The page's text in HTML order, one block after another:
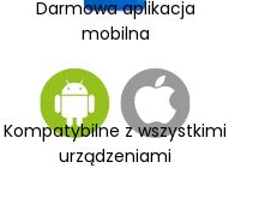
Darmowa aplikacja
mobilna
Kompatybilne z wszystkimi
urządzeniami